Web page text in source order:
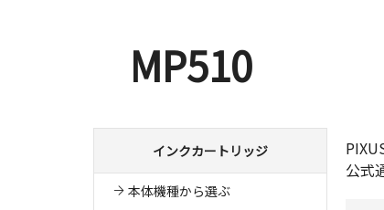
MP510
インクカートリッジ
本体機種から選ぶ
公式